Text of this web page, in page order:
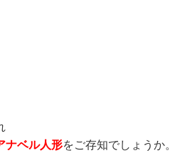
ナベル人形をご存知でしょうか。